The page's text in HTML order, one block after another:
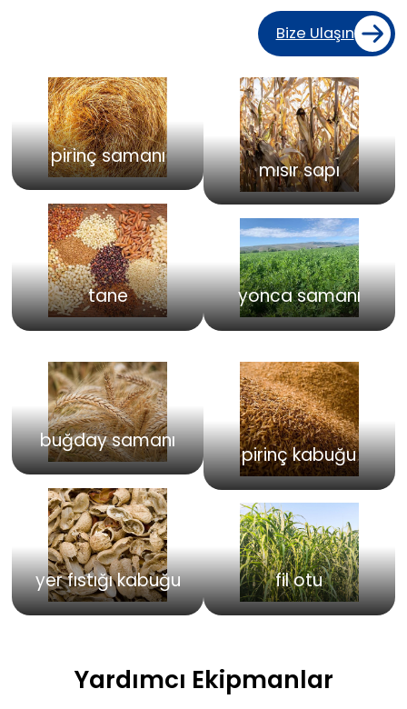
Bize Ulaşın
pirinç samanı
tane
mısır sapı
yonca samanı
buğday samanı
yer fıstığı kabuğu
pirinç kabuğu
fil otu
Yardımcı Ekipmanlar